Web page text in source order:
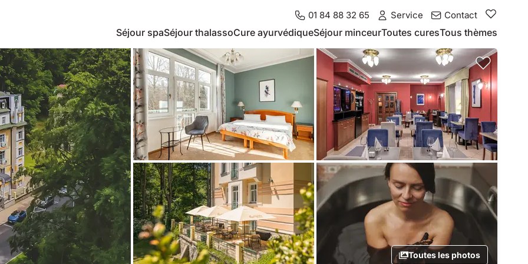
01 84 88 32 65 Service Contact
Séjour spaSéjour thalassoCure ayurvédiqueSéjour minceurToutes curesTous thèmes
Toutes les photos